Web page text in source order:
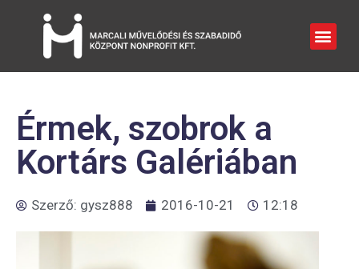
Érmek, szobrok a
Kortárs Galériában
Szerző: gysz888 2016-10-21 12:18